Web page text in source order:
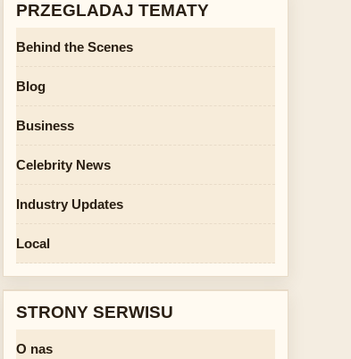
PRZEGLADAJ TEMATY
Behind the Scenes
Blog
Business
Celebrity News
Industry Updates
Local
STRONY SERWISU
O nas